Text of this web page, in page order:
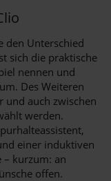
den Unterschied
sich die praktische
nennen und
Des Weiteren
auch zwischen
werden.
einer induktiven
kurzum: an
offen.